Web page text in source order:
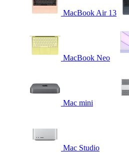
MacBook Air 13
MacBook Neo
Mac mini
Mac Studio